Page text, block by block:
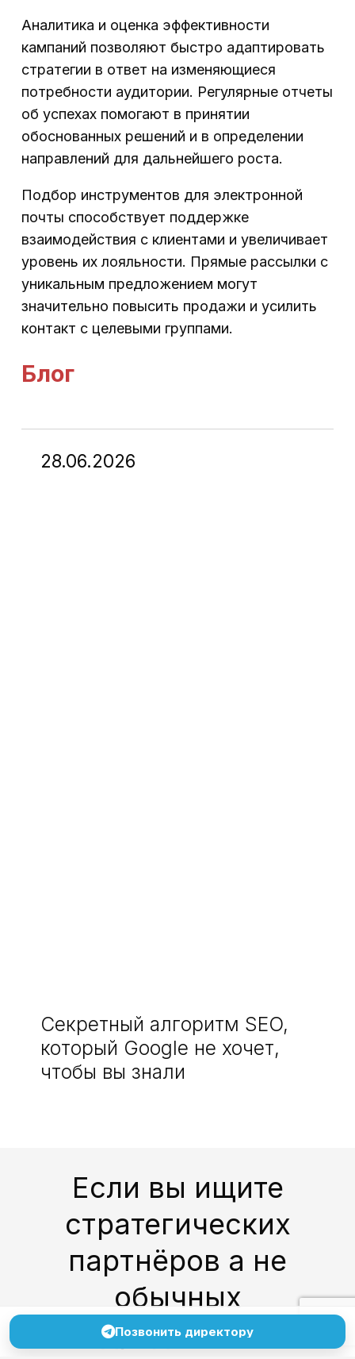
Аналитика и оценка эффективности
кампаний позволяют быстро адаптировать
стратегии в ответ на изменяющиеся
потребности аудитории. Регулярные отчеты
об успехах помогают в принятии
обоснованных решений и в определении
направлений для дальнейшего роста.
Подбор инструментов для электронной
почты способствует поддержке
взаимодействия с клиентами и увеличивает
уровень их лояльности. Прямые рассылки с
уникальным предложением могут
значительно повысить продажи и усилить
контакт с целевыми группами.
Блог
28.06.2026
Секретный алгоритм SEO,
который Google не хочет,
чтобы вы знали
Если вы ищите
стратегических
партнёров а не
обычных
подрядчиков —
Позвонить директору